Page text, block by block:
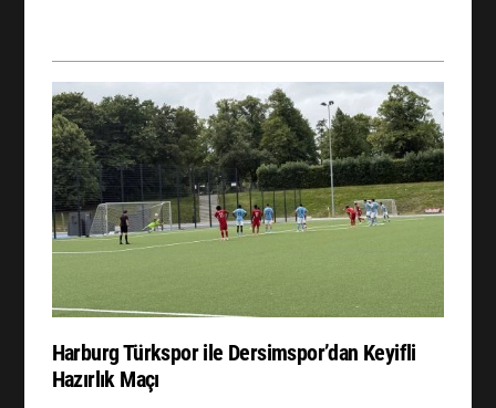
Harburg Türkspor ile Dersimspor’dan Keyifli
Hazırlık Maçı